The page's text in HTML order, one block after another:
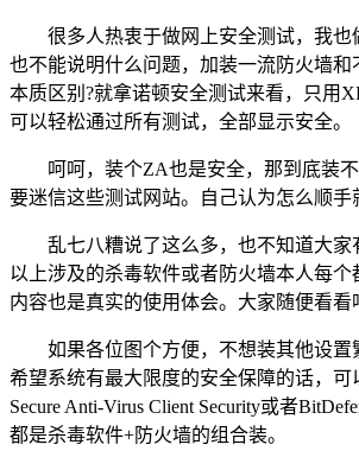
很多人热衷于做网上安全测试，我也
也不能说明什么问题，加装一流防火墙和
本质区别?就拿诺顿安全测试来看，只用
可以轻松通过所有测试，全部显示安全。
呵呵，装个ZA也是安全，那到底装
要迷信这些测试网站。自己认为怎么顺手
乱七八糟说了这么多，也不知道大家
以上涉及的杀毒软件或者防火墙本人每个
内容也是真实的使用体会。大家随便看看
如果各位图个方便，不想装其他设置
希望系统有最大限度的安全保障的话，可
Secure Anti-Virus Client Security或者
都是杀毒软件+防火墙的组合装。